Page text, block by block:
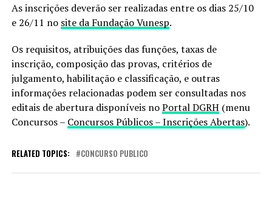
As inscrições deverão ser realizadas entre os dias 25/10
e 26/11 no site da Fundação Vunesp.
Os requisitos, atribuições das funções, taxas de
inscrição, composição das provas, critérios de
julgamento, habilitação e classificação, e outras
informações relacionadas podem ser consultadas nos
editais de abertura disponíveis noPortal DGRH(menu
Concursos – Concursos Públicos – Inscrições Abertas).
RELATED TOPICS: CONCURSO PUBLICO